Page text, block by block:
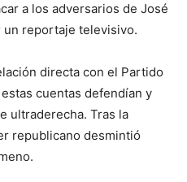
a los adversarios de José
un reportaje televisivo.
directa con el Partido
cuentas defendían y
ultraderecha. Tras la
republicano desmintió